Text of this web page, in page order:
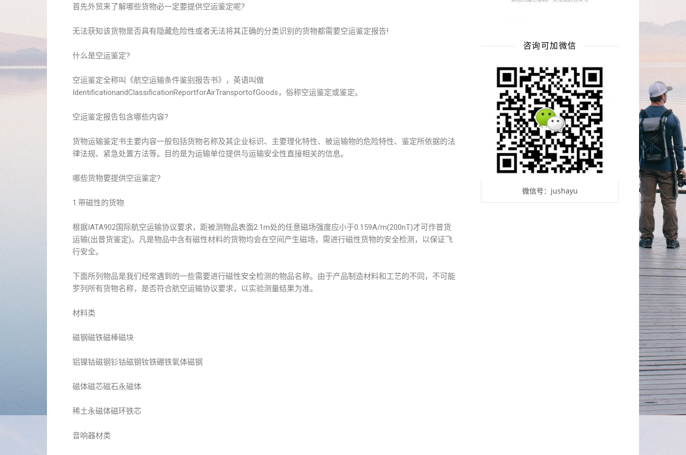
首先外贸来了解哪些货物必一定要提供空运鉴定呢?
无法获知该货物是否具有隐藏危险性或者无法将其正确的分类识别的货物都需要空运鉴定报告!
什么是空运鉴定?
空运鉴定全称叫《航空运输条件鉴别报告书》，英语叫做
IdentificationandClassificationReportforAirTransportofGoods，俗称空运鉴定或鉴定。
空运鉴定报告包含哪些内容?
货物运输鉴定书主要内容一般包括货物名称及其企业标识、主要理化特性、被运输物的危险特性、鉴定所依据的法
律法规、紧急处置方法等。目的是为运输单位提供与运输安全性直接相关的信息。
哪些货物要提供空运鉴定?
1.带磁性的货物
根据IATA902国际航空运输协议要求，距被测物品表面2.1m处的任意磁场强度应小于0.159A/m(200nT)才可作普货
运输(出普货鉴定)。凡是物品中含有磁性材料的货物均会在空间产生磁场，需进行磁性货物的安全检测，以保证飞
行安全。
下面所列物品是我们经常遇到的一些需要进行磁性安全检测的物品名称。由于产品制造材料和工艺的不同，不可能
罗列所有货物名称，是否符合航空运输协议要求，以实验测量结果为准。
材料类
磁钢磁铁磁棒磁块
铝镍钴磁钢钐钴磁钢钕铁硼铁氧体磁钢
磁体磁芯磁石永磁体
稀土永磁体磁环铁芯
音响器材类
咨询可加微信
微信号：jushayu